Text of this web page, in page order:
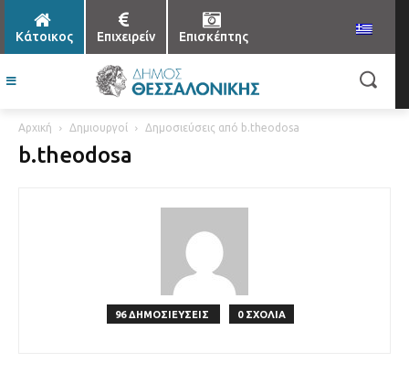
Κάτοικος Επιχειρείν Επισκέπτης
Αρχική Δημιουργοί Δημοσιεύσεις από b.theodosa
b.theodosa
96 ΔΗΜΟΣΙΕΥΣΕΙΣ 0 ΣΧΟΛΙΑ